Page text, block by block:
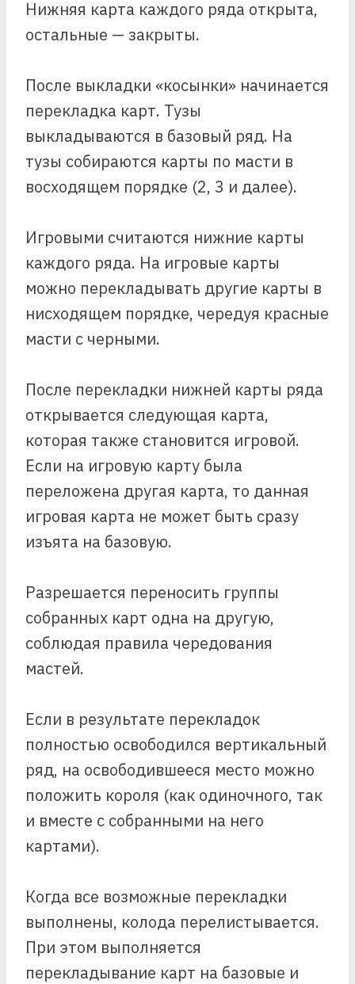
Нижняя карта каждого ряда открыта,
остальные — закрыты.
После выкладки «косынки» начинается
перекладка карт. Тузы
выкладываются в базовый ряд. На
тузы собираются карты по масти в
восходящем порядке (2, 3 и далее).
Игровыми считаются нижние карты
каждого ряда. На игровые карты
можно перекладывать другие карты в
нисходящем порядке, чередуя красные
масти с черными.
После перекладки нижней карты ряда
открывается следующая карта,
которая также становится игровой.
Если на игровую карту была
переложена другая карта, то данная
игровая карта не может быть сразу
изъята на базовую.
Разрешается переносить группы
собранных карт одна на другую,
соблюдая правила чередования
мастей.
Если в результате перекладок
полностью освободился вертикальный
ряд, на освободившееся место можно
положить короля (как одиночного, так
и вместе с собранными на него
картами).
Когда все возможные перекладки
выполнены, колода перелистывается.
При этом выполняется
перекладывание карт на базовые и